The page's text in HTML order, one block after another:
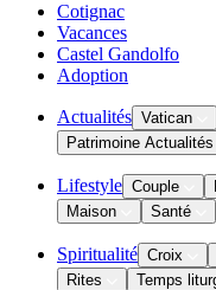
Cotignac
Vacances
Castel Gandolfo
Adoption
Actualités Vatican
Patrimoine Actualités
Lifestyle Couple
Maison
Santé
Spiritualité Croix
Rites
Temps